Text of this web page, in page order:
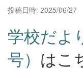
投稿日時: 2025/06/27
学校だよ
号） はこ